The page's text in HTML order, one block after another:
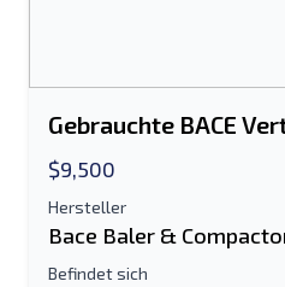
Gebrauchte BACE
$9,500
Hersteller
Bace Baler &
Befindet sich